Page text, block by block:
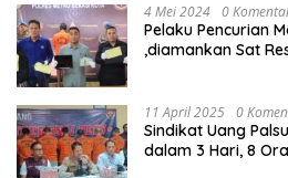
4 Mei 2024 0
Pelaku Pencurian
,diamankan Sat
11 April 2025 0
Sindikat Uang
dalam 3 Hari, 8